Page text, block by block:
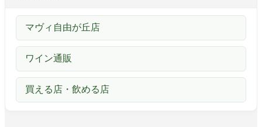
マヴィ自由が丘店
ワイン通販
買える店・飲める店